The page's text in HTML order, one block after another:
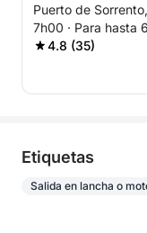
belleza eterna
Puerto de
7h00 · Para hasta
4.8 (35)
Etiquetas
Salida en lancha o